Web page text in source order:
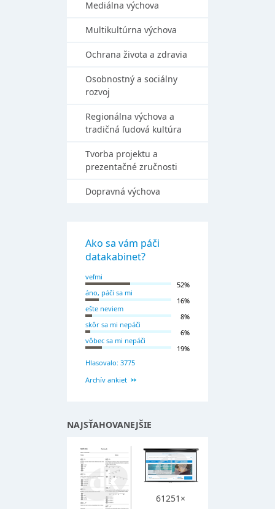
Mediálna výchova
Multikultúrna výchova
Ochrana života a zdravia
Osobnostný a sociálny
rozvoj
Regionálna výchova a
tradičná ľudová kultúra
Tvorba projektu a
prezentačné zručnosti
Dopravná výchova
Ako sa vám páči
datakabinet?
veľmi
52%
áno, páči sa mi
16%
ešte neviem
8%
skôr sa mi nepáči
6%
vôbec sa mi nepáči
19%
Hlasovalo: 3775
Archív ankiet
NAJSŤAHOVANEJŠIE
61251×